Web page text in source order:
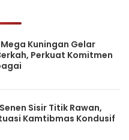
Kuningan Gelar
Perkuat Komitmen
Sisir Titik Rawan,
Kamtibmas Kondusif